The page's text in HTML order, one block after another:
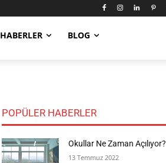
HABERLER BLOG
POPÜLER HABERLER
Okullar Ne Zaman Açılıyor?
13 Temmuz 2022